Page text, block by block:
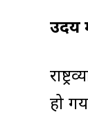
उदय
हो